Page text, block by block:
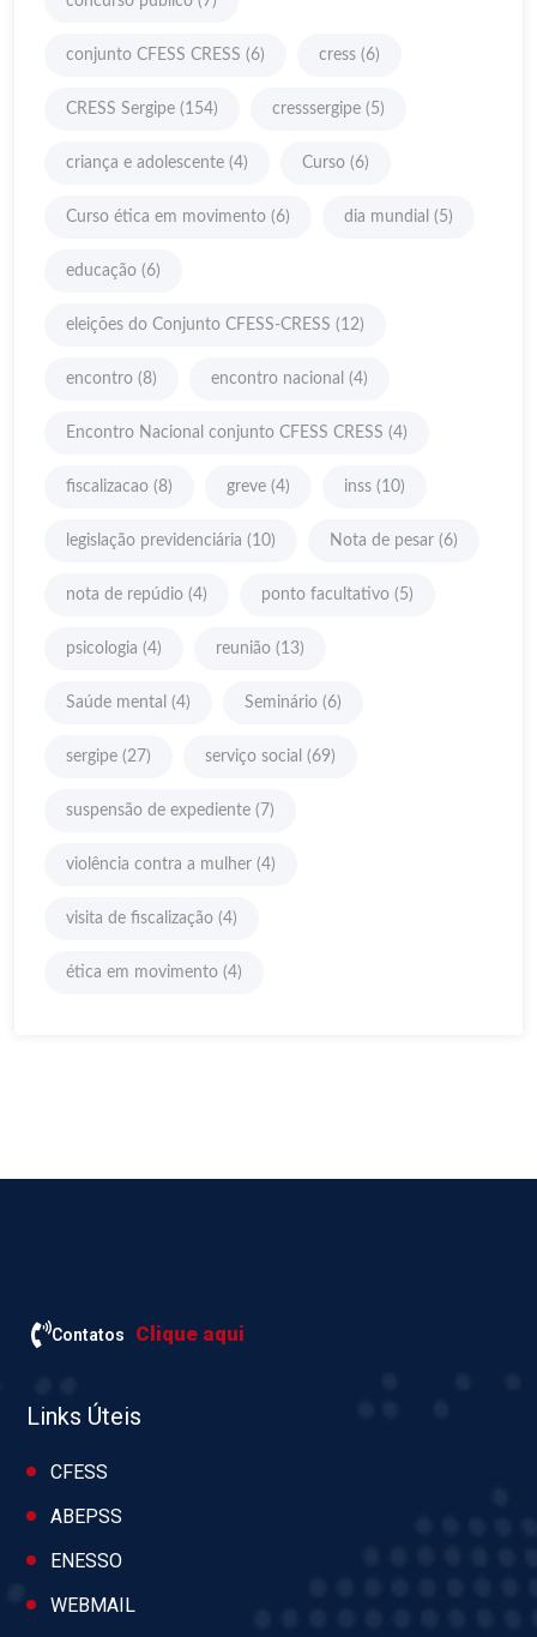
conjunto CFESS CRESS (6) cress (6)
CRESS Sergipe (154) cresssergipe (5)
criança e adolescente (4) Curso (6)
Curso ética em movimento (6) dia mundial (5)
educação (6)
eleições do Conjunto CFESS-CRESS (12)
encontro (8) encontro nacional (4)
Encontro Nacional conjunto CFESS CRESS (4)
fiscalizacao (8) greve (4) inss (10)
legislação previdenciária (10) Nota de pesar (6)
nota de repúdio (4) ponto facultativo (5)
psicologia (4) reunião (13)
Saúde mental (4) Seminário (6)
sergipe (27) serviço social (69)
suspensão de expediente (7)
violência contra a mulher (4)
visita de fiscalização (4)
ética em movimento (4)
Contatos Clique aqui
Links Úteis
CFESS
ABEPSS
ENESSO
WEBMAIL